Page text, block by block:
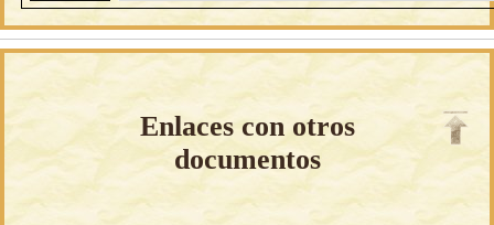
Enlaces con otros
documentos